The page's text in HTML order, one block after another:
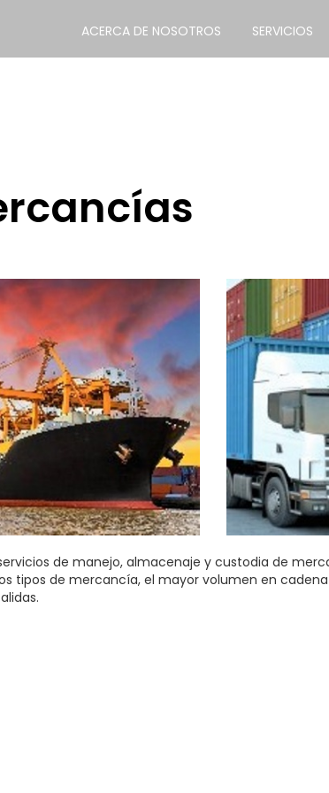
ACERCA DE NOSOTROS SERVICIOS
de manejo, almacenaje y custodia de
tipos de mercancía, el mayor volumen en